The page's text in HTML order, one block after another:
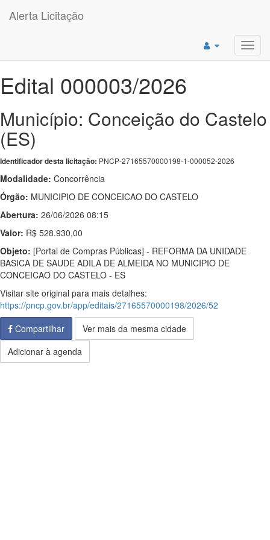
Alerta Licitação
Edital 000003/2026
Município: Conceição do Castelo
(ES)
Identificador desta licitação: PNCP-27165570000198-1-000052-2026
Modalidade: Concorrência
Órgão: MUNICIPIO DE CONCEICAO DO CASTELO
Abertura: 26/06/2026 08:15
Valor: R$ 528.930,00
Objeto: [Portal de Compras Públicas] - REFORMA DA UNIDADE
BASICA DE SAUDE ADILA DE ALMEIDA NO MUNICIPIO DE
CONCEICAO DO CASTELO - ES
Visitar site original para mais detalhes:
https://pncp.gov.br/app/editais/27165570000198/2026/52
Compartilhar
Ver mais da mesma cidade
Adicionar à agenda